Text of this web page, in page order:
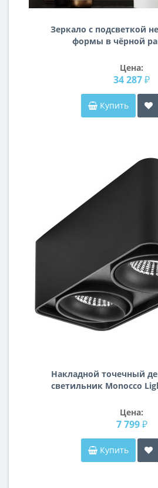
Зеркало с подсветкой
формы в чёрной
Цена:
34 287 ₽
Купить
Накладной точечный
cветильник Monocco
Цена:
7 799 ₽
Купить